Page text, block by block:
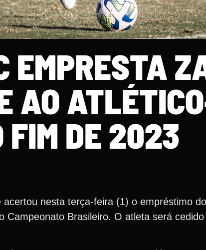
EMPRESTA
AO
FIM DE 2023
nesta terça-feira (1) o empréstimo
Campeonato Brasileiro. O atleta será